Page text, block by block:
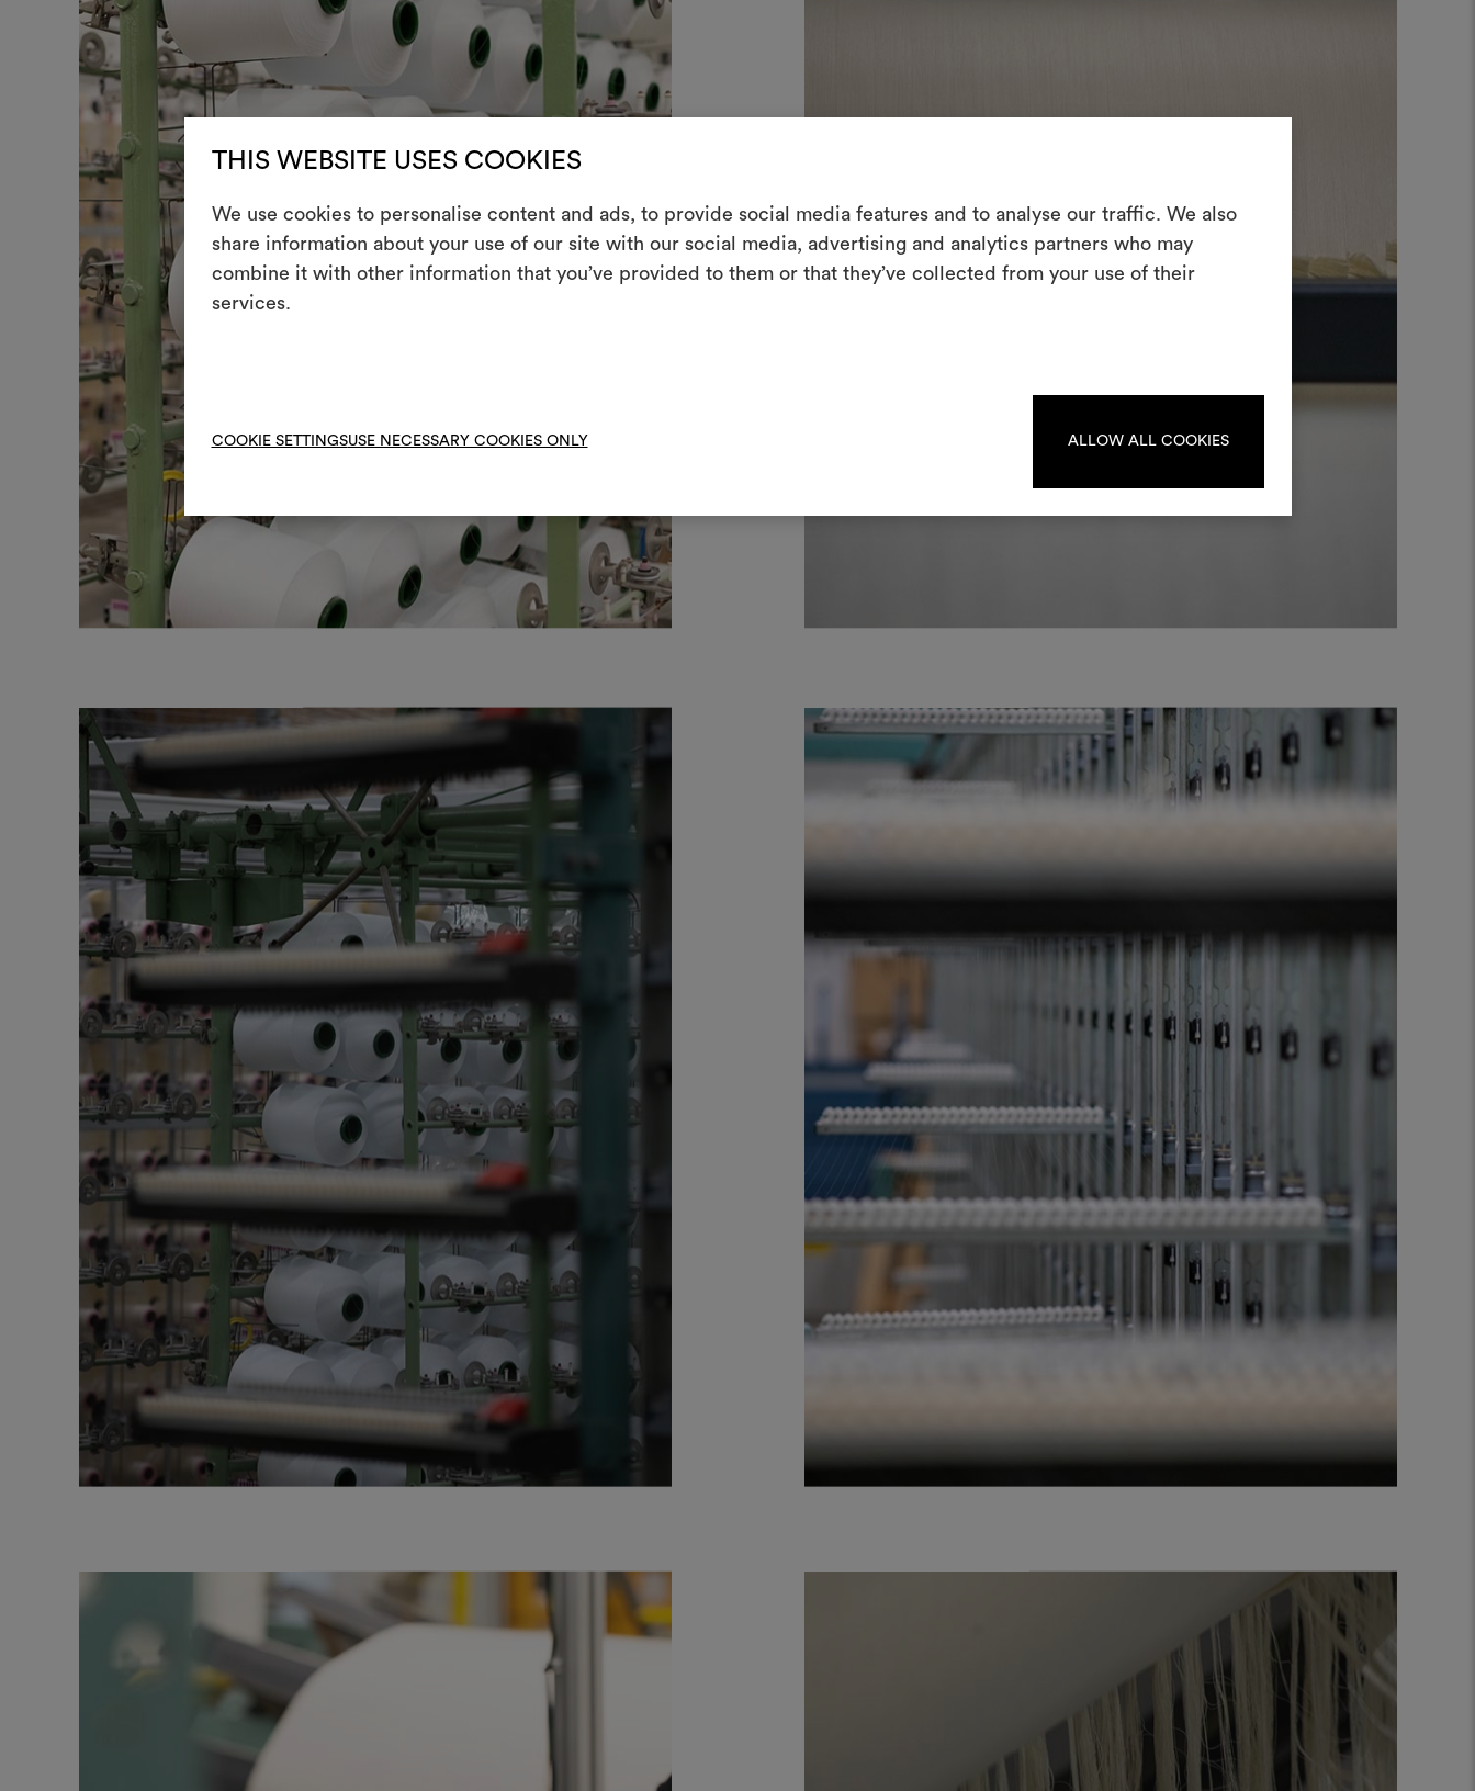
THIS WEBSITE USES COOKIES
We use cookies to personalise content and ads, to provide social media features and to analyse our traffic. We also
share information about your use of our site with our social media, advertising and analytics partners who may
combine it with other information that you’ve provided to them or that they’ve collected from your use of their
services.
COOKIE SETTINGSUSE NECESSARY COOKIES ONLY ALLOW ALL COOKIES
erstellen
Ein interaktives Tool, mit dem Sie Ihre Ideen zum
Leben erwecken und mit anderen teilen können,
Um Moodboards zu erstellen oder
oder registrieren Sie sich.